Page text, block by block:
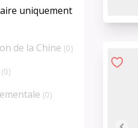
uniquement
de la Chine (0)
(0)
(0)
1 of 6